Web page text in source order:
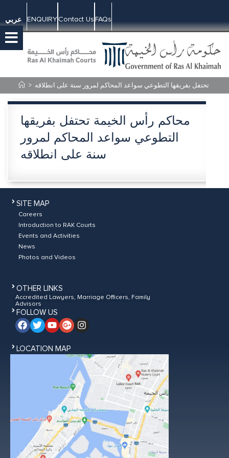
عربي ENQUIRYContact UsFAQs
> تحتفل بفريقها التطوعي سواعد المحاكم لمرور سنة على انطلاقه
محاكم رأس الخيمة تحتفل بفريقها
التطوعي سواعد المحاكم لمرور
سنة على انطلاقه
SITE MAP
Careers
Introduction to RAK Courts
Events and Activities
News
Photos and Videos
OTHER LINKS
Accredited Lawyers, Marriage Officers, Family
Advisors
FOLLOW US
LOCATION MAP